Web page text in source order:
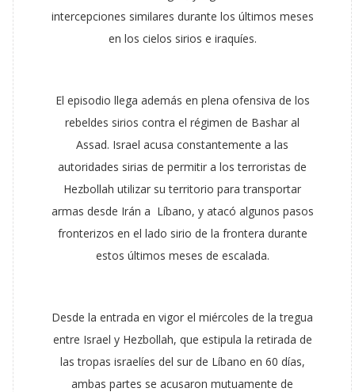
intercepciones similares durante los últimos meses
en los cielos sirios e iraquíes.
El episodio llega además en plena ofensiva de los
rebeldes sirios contra el régimen de Bashar al
Assad. Israel acusa constantemente a las
autoridades sirias de permitir a los terroristas de
Hezbollah utilizar su territorio para transportar
armas desde Irán a Líbano, y atacó algunos pasos
fronterizos en el lado sirio de la frontera durante
estos últimos meses de escalada.
Desde la entrada en vigor el miércoles de la tregua
entre Israel y Hezbollah, que estipula la retirada de
las tropas israelíes del sur de Líbano en 60 días,
ambas partes se acusaron mutuamente de